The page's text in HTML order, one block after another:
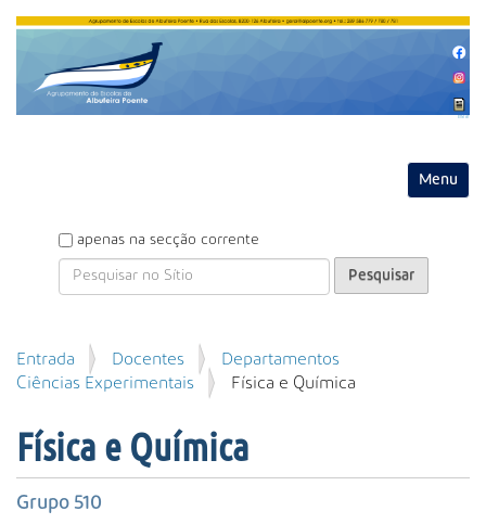
Toggle
P
e
i
s
r
apenas na secção corrente
P
e
u
s
Entrada Docentes
Departamentos
Ciências Experimentais
Física e Química
Física e Química
Grupo 510